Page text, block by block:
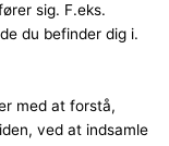
sig. F.eks.
du befinder dig i.
med at forstå,
ved at indsamle